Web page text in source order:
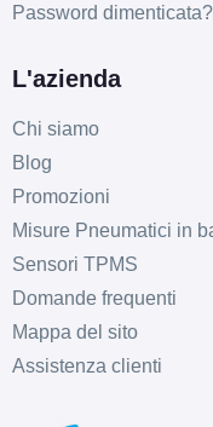
Password dimenticata?
L'azienda
Chi siamo
Blog
Promozioni
Misure Pneumatici in
Sensori TPMS
Domande frequenti
Mappa del sito
Assistenza clienti